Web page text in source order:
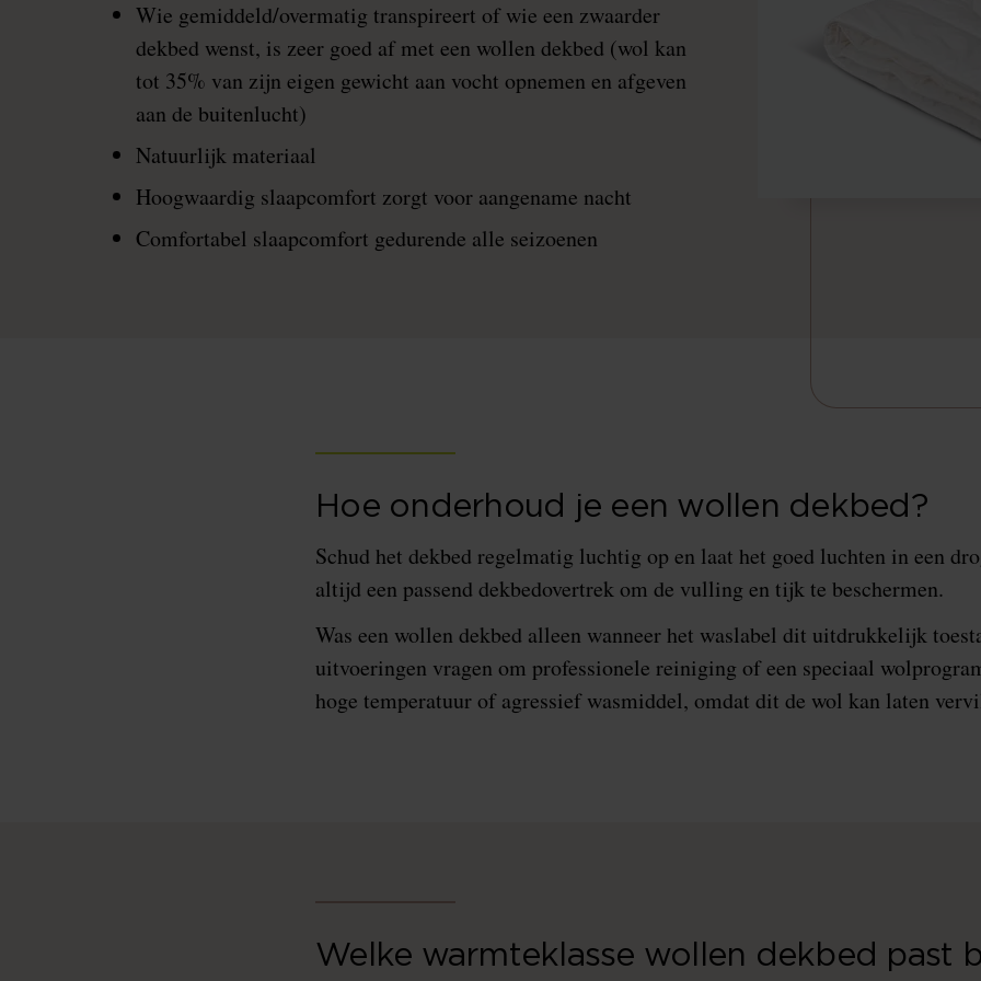
Wie gemiddeld/overmatig transpireert of wie een zwaarder
dekbed wenst, is zeer goed af met een wollen dekbed (wol kan
tot 35% van zijn eigen gewicht aan vocht opnemen en afgeven
aan de buitenlucht)
Natuurlijk materiaal
Hoogwaardig slaapcomfort zorgt voor aangename nacht
Comfortabel slaapcomfort gedurende alle seizoenen
Hoe onderhoud je een wollen dekbed?
Schud het dekbed regelmatig luchtig op en laat het goed luchten in een
altijd een passend dekbedovertrek om de vulling en tijk te beschermen.
Was een wollen dekbed alleen wanneer het waslabel dit uitdrukkelijk
uitvoeringen vragen om professionele reiniging of een speciaal
hoge temperatuur of agressief wasmiddel, omdat dit de wol kan laten
Welke warmteklasse wollen dekbed past